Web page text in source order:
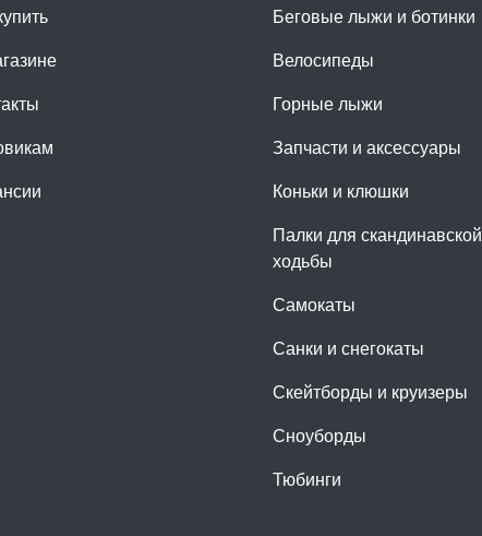
Беговые лыжи и ботинки
Велосипеды
Горные лыжи
Запчасти и аксессуары
Коньки и клюшки
Палки для скандинавской
ходьбы
Самокаты
Санки и снегокаты
Скейтборды и круизеры
Сноуборды
Тюбинги